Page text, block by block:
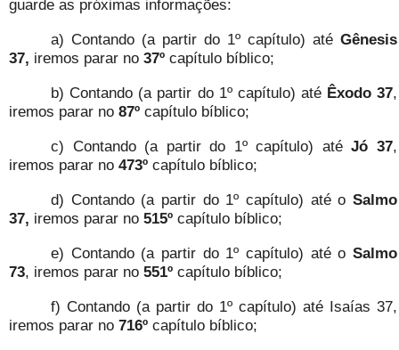
guarde as próximas informações:
a) Contando (a partir do 1º capítulo) até Gênesis
37, iremos parar no 37º capítulo bíblico;
b) Contando (a partir do 1º capítulo) até Êxodo 37,
iremos parar no 87º capítulo bíblico;
c) Contando (a partir do 1º capítulo) atéJó 37,
iremos parar no 473º capítulo bíblico;
d) Contando (a partir do 1º capítulo) até o Salmo
37, iremos parar no 515º capítulo bíblico;
e) Contando (a partir do 1º capítulo) até o Salmo
73, iremos parar no 551º capítulo bíblico;
f) Contando (a partir do 1º capítulo) até Isaías 37,
iremos parar no 716º capítulo bíblico;